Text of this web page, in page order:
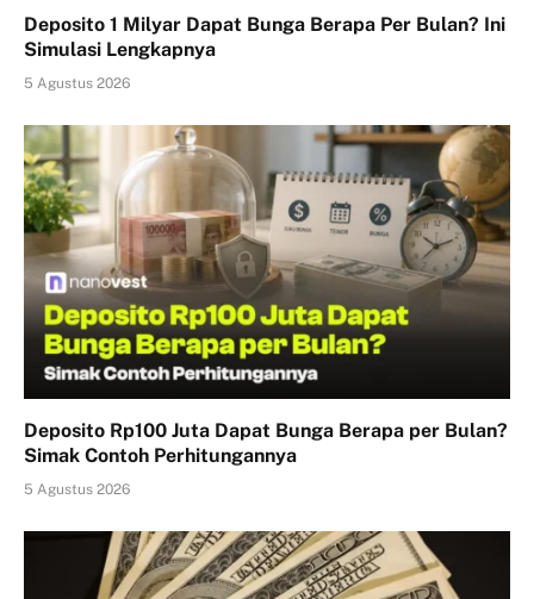
Deposito 1 Milyar Dapat Bunga Berapa Per Bulan? Ini
Simulasi Lengkapnya
5 Agustus 2026
Deposito Rp100 Juta Dapat Bunga Berapa per Bulan?
Simak Contoh Perhitungannya
5 Agustus 2026